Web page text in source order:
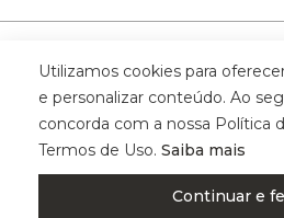
| CNPJ: 59.907.634/0001-75 | Rua
Utilizamos cookies para
e personalizar conteúdo. Ao
concorda com a nossa Política
Termos de Uso. Saiba mais
Continuar e